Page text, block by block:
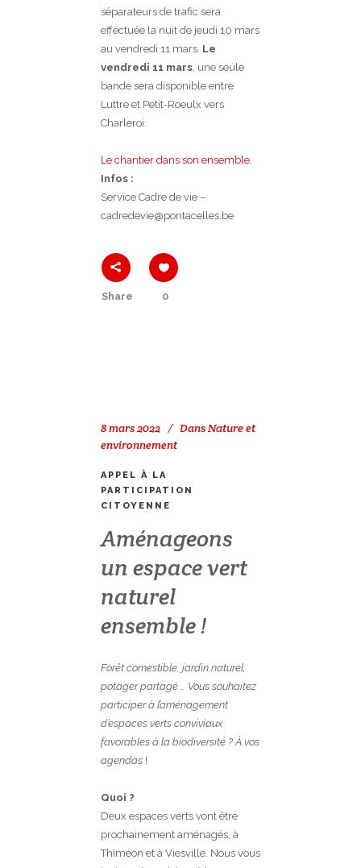
séparateurs de trafic sera
effectuée la nuit de jeudi 10 mars
au vendredi 11 mars. Le
vendredi 11 mars , une seule
bande sera disponible entre
Luttre et Petit-Roeulx vers
Charleroi.
Le chantier dans son ensemble.
Infos :
Service Cadre de vie –
cadredevie@pontacelles.be
Share 0
8 mars 2022 DansNature et
environnement
APPEL À LA
PARTICIPATION
CITOYENNE
Aménageons
un espace vert
naturel
ensemble !
Forêt comestible, jardin naturel,
potager partagé … Vous souhaitez
participer à l’aménagement
d’espaces verts conviviaux
favorables à la biodiversité ? À vos
agendas !
Quoi ?
Deux espaces verts vont être
prochainement aménagés, à
Thiméon et à Viesville. Nous vous